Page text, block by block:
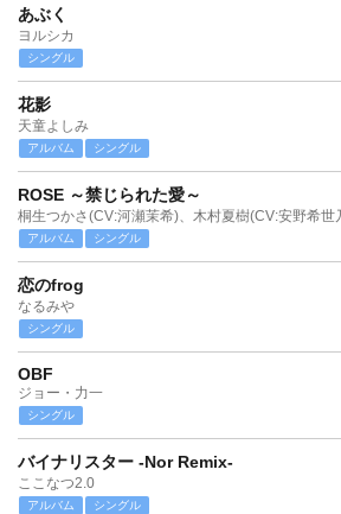
あぶく
ヨルシカ
シングル
花影
天童よしみ
アルバム シングル
ROSE ～禁じられた愛～
アルバム シングル
恋のfrog
なるみや
シングル
OBF
ジョー・力一
シングル
バイナリスター -Nor Remix-
ここなつ2.0
アルバム シングル